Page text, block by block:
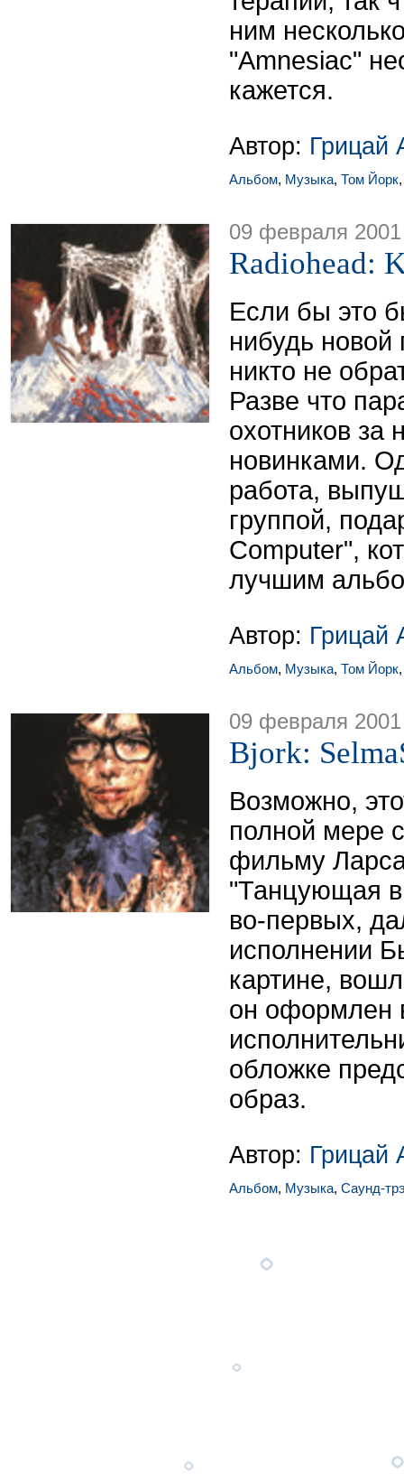
ним
"Amnesiac"
кажется.
Автор: Грицай
Альбом, Музыка, Том Йорк
09 февраля 2001
Radiohead:
Если бы это
нибудь новой
никто не
Разве что
охотников за
новинками.
работа,
группой,
Computer",
лучшим
Автор: Грицай
Альбом, Музыка, Том Йорк
09 февраля 2001
Bjork:
Возможно,
полной мере
фильму
"Танцующая в
во-первых,
исполнении
картине,
он оформлен
обложке
образ.
Автор: Грицай
Альбом, Музыка, Саунд-